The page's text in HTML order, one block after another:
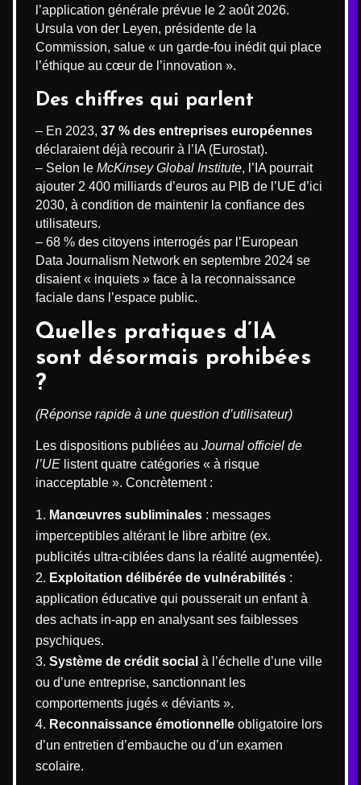
l’application générale prévue le 2 août 2026.
Ursula von der Leyen, présidente de la
Commission, salue « un garde-fou inédit qui place
l’éthique au cœur de l’innovation ».
Des chiffres qui parlent
– En 2023, 37 % des entreprises européennes
déclaraient déjà recourir à l’IA (Eurostat).
– Selon le McKinsey Global Institute, l’IA pourrait
ajouter 2 400 milliards d’euros au PIB de l’UE d’ici
2030, à condition de maintenir la confiance des
utilisateurs.
– 68 % des citoyens interrogés par l’European
Data Journalism Network en septembre 2024 se
disaient « inquiets » face à la reconnaissance
faciale dans l’espace public.
Quelles pratiques d’IA
sont désormais prohibées
?
(Réponse rapide à une question d’utilisateur)
Les dispositions publiées au Journal officiel de
l’UE listent quatre catégories « à risque
inacceptable ». Concrètement :
Manœuvres subliminales : messages
imperceptibles altérant le libre arbitre (ex.
publicités ultra-ciblées dans la réalité augmentée).
Exploitation délibérée de vulnérabilités :
application éducative qui pousserait un enfant à
des achats in-app en analysant ses faiblesses
psychiques.
Système de crédit social à l’échelle d’une ville
ou d’une entreprise, sanctionnant les
comportements jugés « déviants ».
Reconnaissance émotionnelle obligatoire lors
d’un entretien d’embauche ou d’un examen
scolaire.